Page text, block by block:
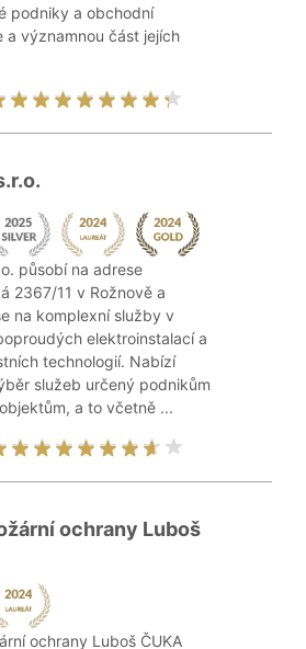
podniky a obchodní
a významnou část jejích
působí na adrese
2367/11 v Rožnově a
na komplexní služby v
elektroinstalací a
technologií. Nabízí
služeb určený podnikům
a to včetně ...
ochrany Luboš
ochrany Luboš ČUKA